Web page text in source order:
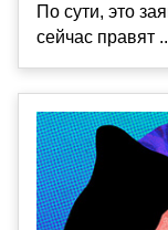
По сути, это
сейчас правят